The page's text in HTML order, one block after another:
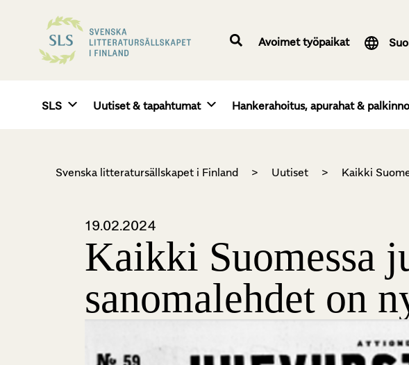
Avoimet työpaikat
SLS Uutiset & tapahtumat Hankerahoitus, apurahat &
Svenska litteratursällskapet i Finland > Uutiset > Kaikki
19.02.2024
Kaikki Suomessa
sanomalehdet on